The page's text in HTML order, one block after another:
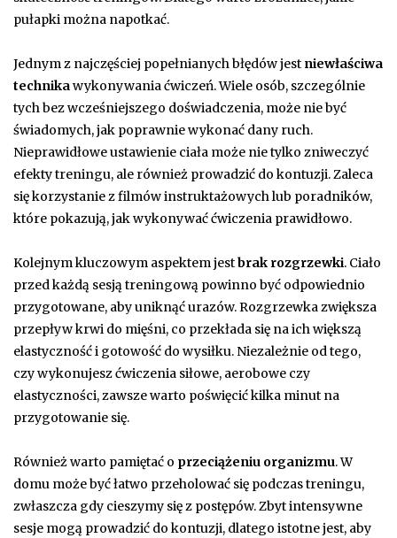
pułapki można napotkać.
Jednym z najczęściej popełnianych błędów jest niewłaściwa
technikawykonywania ćwiczeń. Wiele osób, szczególnie
tych bez wcześniejszego doświadczenia, może nie być
świadomych, jak poprawnie wykonać dany ruch.
Nieprawidłowe ustawienie ciała może nie tylko zniweczyć
efekty treningu, ale również prowadzić do kontuzji. Zaleca
się korzystanie z filmów instruktażowych lub poradników,
które pokazują, jak wykonywać ćwiczenia prawidłowo.
Kolejnym kluczowym aspektem jestbrak rozgrzewki. Ciało
przed każdą sesją treningową powinno być odpowiednio
przygotowane, aby uniknąć urazów. Rozgrzewka zwiększa
przepływ krwi do mięśni, co przekłada się na ich większą
elastyczność i gotowość do wysiłku. Niezależnie od tego,
czy wykonujesz ćwiczenia siłowe, aerobowe czy
elastyczności, zawsze warto poświęcić kilka minut na
przygotowanie się.
Również warto pamiętać o przeciążeniu organizmu. W
domu może być łatwo przeholować się podczas treningu,
zwłaszcza gdy cieszymy się z postępów. Zbyt intensywne
sesje mogą prowadzić do kontuzji, dlatego istotne jest, aby